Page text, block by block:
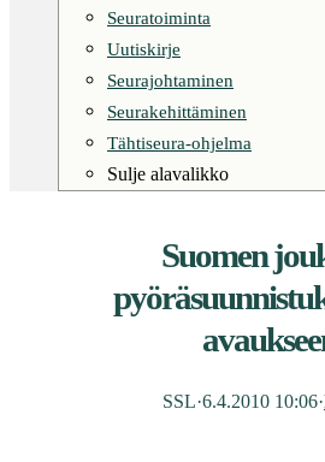
Seuratoiminta
Uutiskirje
Seurajohtaminen
Seurakehittäminen
Tähtiseura-ohjelma
Sulje alavalikko
Suomen
SSL·6.4.2010 10:06·